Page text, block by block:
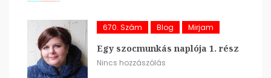
670. Szám Blog Mirjam
Egy szocmunkás naplója 1. rész
Nincs hozzászólás